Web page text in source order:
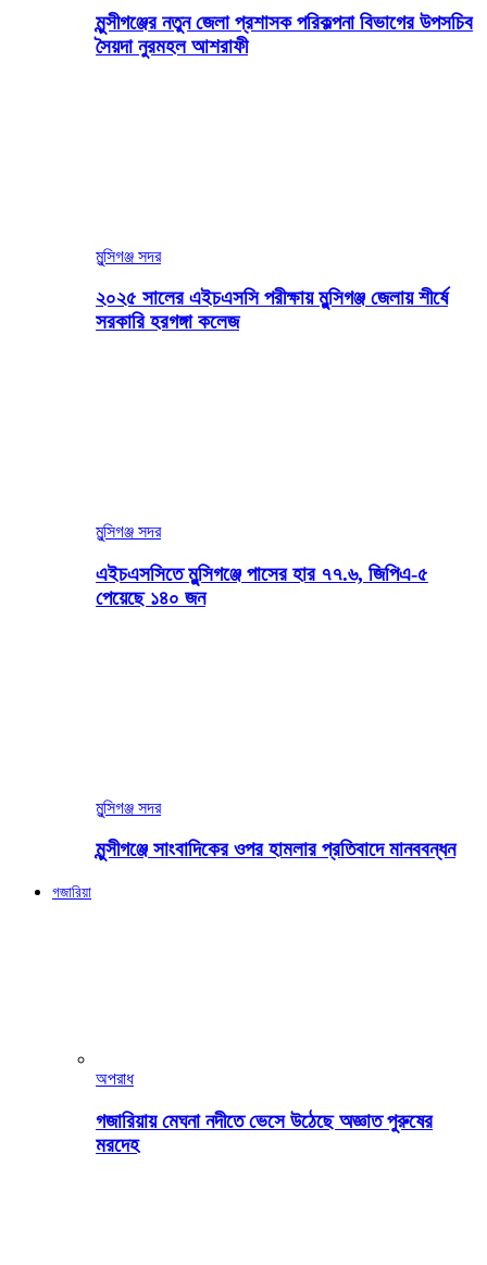
মুন্সীগঞ্জের নতুন জেলা প্রশাসক পরিকল্পনা বিভাগের উপসচিব
সৈয়দা নুরমহল আশরাফী
মুন্সিগঞ্জ সদর
২০২৫ সালের এইচএসসি পরীক্ষায় মুন্সিগঞ্জ জেলায় শীর্ষে
সরকারি হরগঙ্গা কলেজ
মুন্সিগঞ্জ সদর
এইচএসসিতে মুন্সিগঞ্জে পাসের হার ৭৭.৬, জিপিএ-৫
পেয়েছে ১৪০ জন
মুন্সিগঞ্জ সদর
মুন্সীগঞ্জে সাংবাদিকের ওপর হামলার প্রতিবাদে মানববন্ধন
গজারিয়া
অপরাধ
গজারিয়ায় মেঘনা নদীতে ভেসে উঠেছে অজ্ঞাত পুরুষের
মরদেহ